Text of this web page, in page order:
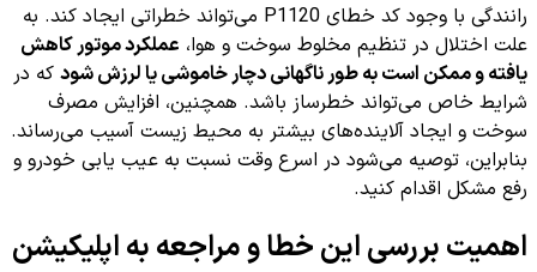
رانندگی با وجود کد خطای P1120 می‌تواند خطراتی ایجاد کند. به
علت اختلال در تنظیم مخلوط سوخت و هوا، عملکرد موتور کاهش
یافته و ممکن است به طور ناگهانی دچار خاموشی یا لرزش شود که در
شرایط خاص می‌تواند خطرساز باشد. همچنین، افزایش مصرف
سوخت و ایجاد آلاینده‌های بیشتر به محیط زیست آسیب می‌رساند.
بنابراین، توصیه می‌شود در اسرع وقت نسبت به عیب یابی خودرو و
رفع مشکل اقدام کنید.
اهمیت بررسی این خطا و مراجعه به اپلیکیشن